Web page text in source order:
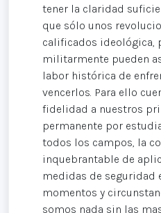
tener la claridad
que sólo unos
calificados ideológica,
militarmente pueden
labor histórica de
vencerlos. Para ello
fidelidad a nuestros
permanente por
todos los campos, la
inquebrantable de
medidas de seguridad
momentos y
somos nada sin las